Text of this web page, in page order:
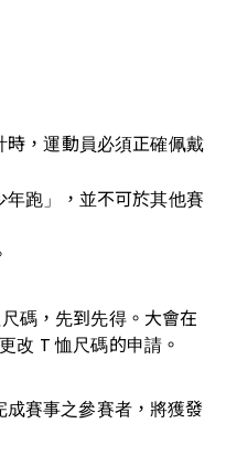
時，運動員必須正確佩戴
跑」，並不可於其他賽
碼，先到先得。大會在
改 T 恤尺碼的申請。
賽事之參賽者，將獲發